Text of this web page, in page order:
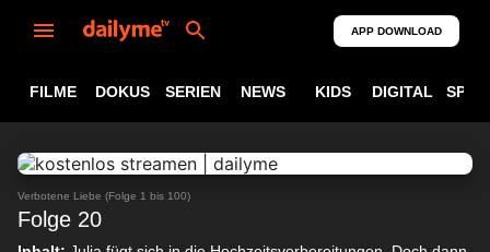
APP DOWNLOAD
FILME DOKUS SERIEN NEWS KIDS DIGITAL
Verbotene Liebe (Folge 1 bis 100)
Folge 20